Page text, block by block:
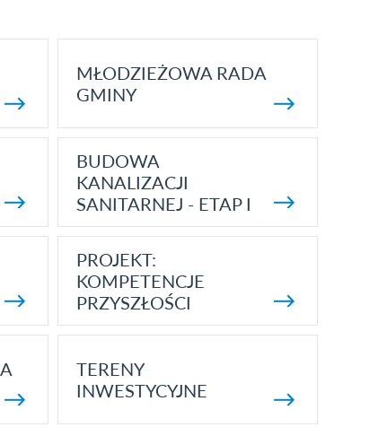
MŁODZIEŻOWA RADA
GMINY
BUDOWA
KANALIZACJI
SANITARNEJ - ETAP I
PROJEKT:
KOMPETENCJE
PRZYSZŁOŚCI
TERENY
INWESTYCYJNE